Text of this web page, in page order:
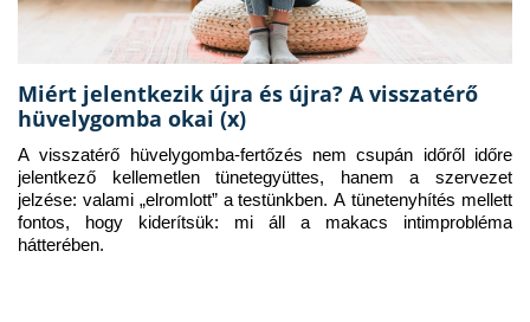
Miért jelentkezik újra és újra? A visszatérő
hüvelygomba okai (x)
A visszatérő hüvelygomba-fertőzés nem csupán időről időre
jelentkező kellemetlen tünetegyüttes, hanem a szervezet
jelzése: valami „elromlott” a testünkben. A tünetenyhítés mellett
fontos, hogy kiderítsük: mi áll a makacs intimprobléma
hátterében.